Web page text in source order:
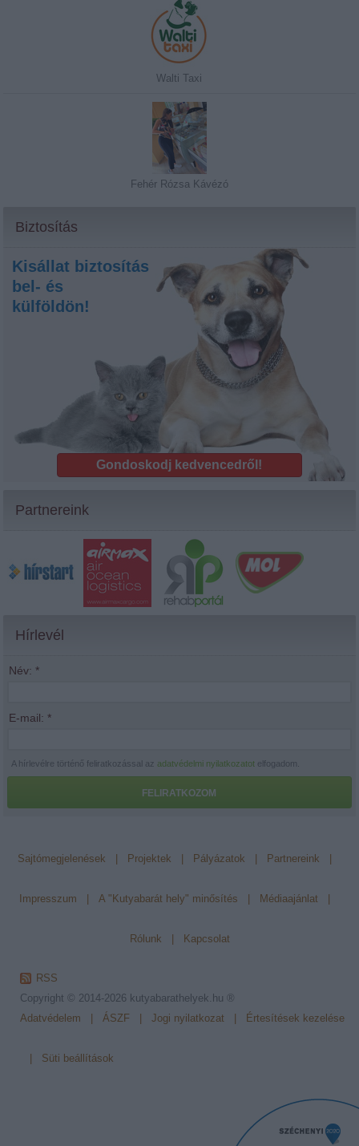
Walti Taxi
Fehér Rózsa Kávézó
Biztosítás
Kisállat biztosítás
bel- és
külföldön!
Gondoskodj kedvencedről!
Partnereink
Hírlevél
Név: *
E-mail: *
A hírlevélre történő feliratkozással azadatvédelmi nyilatkozatot elfogadom.
FELIRATKOZOM
Sajtómegjelenések Projektek Pályázatok Partnereink
Impresszum A "Kutyabarát hely" minősítés Médiaajánlat
Rólunk Kapcsolat
RSS
Copyright © 2014-2026 kutyabarathelyek.hu ®
Adatvédelem
ÁSZF Jogi nyilatkozat Értesítések kezelése
Süti beállítások